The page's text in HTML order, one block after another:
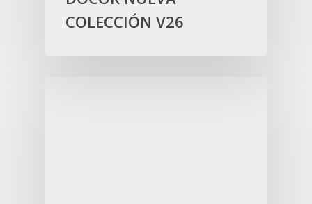
COLECCIÓN V26